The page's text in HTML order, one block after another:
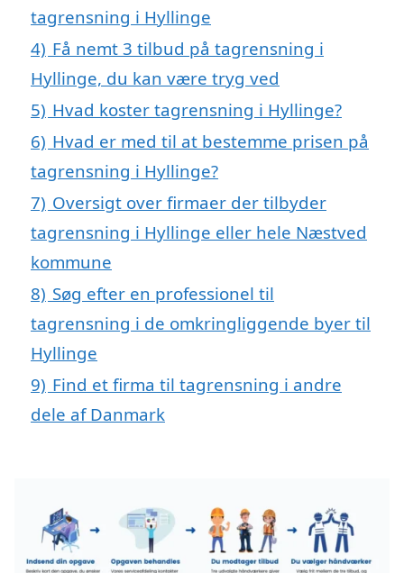
tagrensning i Hyllinge
4) Få nemt 3 tilbud på tagrensning i
Hyllinge, du kan være tryg ved
5) Hvad koster tagrensning i Hyllinge?
6) Hvad er med til at bestemme prisen på
tagrensning i Hyllinge?
7) Oversigt over firmaer der tilbyder
tagrensning i Hyllinge eller hele Næstved
kommune
8) Søg efter en professionel til
tagrensning i de omkringliggende byer til
Hyllinge
9) Find et firma til tagrensning i andre
dele af Danmark